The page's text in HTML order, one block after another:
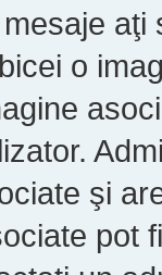
o
şi
pot